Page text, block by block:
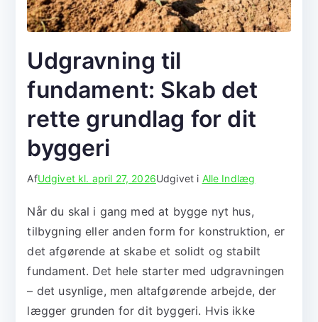
Udgravning til
fundament: Skab det
rette grundlag for dit
byggeri
AfUdgivet kl. april 27, 2026Udgivet i Alle Indlæg
Når du skal i gang med at bygge nyt hus,
tilbygning eller anden form for konstruktion, er
det afgørende at skabe et solidt og stabilt
fundament. Det hele starter med udgravningen
– det usynlige, men altafgørende arbejde, der
lægger grunden for dit byggeri. Hvis ikke